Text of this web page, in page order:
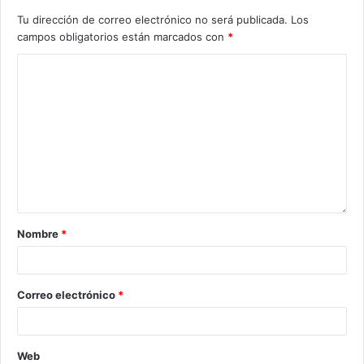
Tu dirección de correo electrónico no será publicada. Los
campos obligatorios están marcados con *
Nombre *
Correo electrónico *
Web